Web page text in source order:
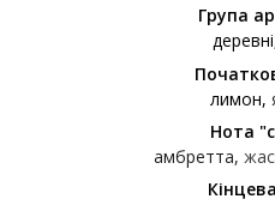
Група
деревні
лимон
Нота
амбретта